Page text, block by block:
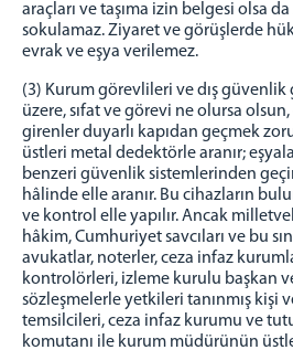
Cenazeye Katılım ve Hasta Ziyareti
Doldurulacak Dilekçe Örneği
İZMİR AÇIK CEZA İNFAZ KURUMU
İZMİR 1 NOLU KAPALI CİK
İZMİR 2 NOLU KAPALI CİK
İZMİR 3 NOLU KAPALI CİK
İZMİR 4 NOLU KAPALI CİK
İZMİR KADIN KAPALI CİK
İZMİR ÇOCUK VE GENÇLİK KAPALI CİK
PERSONEL
araçları ve taşıma izin belgesi olsa
sokulamaz. Ziyaret ve görüşlerde
evrak ve eşya verilemez.
(3) Kurum görevlileri ve dış
üzere, sıfat ve görevi ne olursa
girenler duyarlı kapıdan geçmek
üstleri metal dedektörle aranır;
benzeri güvenlik sistemlerinden
hâlinde elle aranır. Bu cihazların
ve kontrol elle yapılır. Ancak
hâkim, Cumhuriyet savcıları ve bu
avukatlar, noterler, ceza infaz
kontrolörleri, izleme kurulu başkan
sözleşmelerle yetkileri tanınmış kişi
temsilcileri, ceza infaz kurumu ve
komutanı ile kurum müdürünün